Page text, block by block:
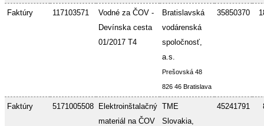
Faktúry 117103571
Vodné za ČOV -
Devínska cesta
01/2017 T4
Bratislavská
vodárenská
spoločnosť,
a.s.
Prešovská 48
826 46 Bratislava
35850370
Faktúry 5171005508
Elektroinštalačný
materiál na ČOV
TME
Slovakia,
45241791